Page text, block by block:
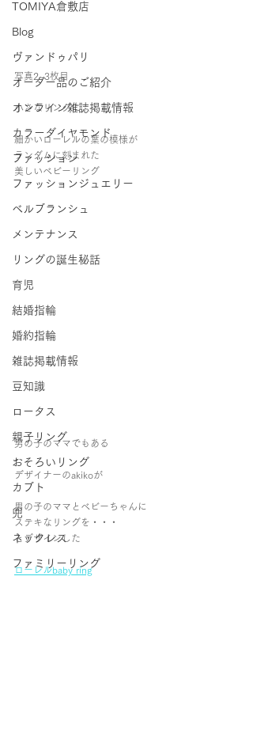
TOMIYA倉敷店
Blog
ヴァンドゥパリ
オーダー品のご紹介
オンライン雑誌掲載情報
カラーダイヤモンド
ファッション
ファッションジュエリー
ベルブランシュ
メンテナンス
リングの誕生秘話
育児
結婚指輪
婚約指輪
雑誌掲載情報
豆知識
ロータス
親子リング
おそろいリング
カブト
兜
ネックレス
ファミリーリング
写真2~3枚目
小さなリングに
細かいローレルの葉の模様が
ランダムに刻まれた
美しいベビーリング
男の子のママでもある
デザイナーのakikoが
男の子のママとベビーちゃんに
ステキなリングを・・・
とデザインした
ローレルbaby ring